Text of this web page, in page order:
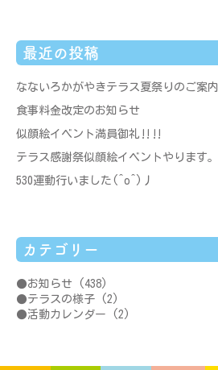
最近の投稿
なないろかがやきテラス夏祭りのご案内
食事料金改定のお知らせ
似顔絵イベント満員御礼‼‼
テラス感謝祭似顔絵イベントやります。
530運動行いました(^o^)丿
カテゴリー
お知らせ (438)
テラスの様子 (2)
活動カレンダー (2)